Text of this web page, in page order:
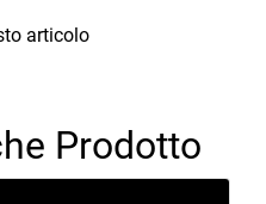
articolo
Prodotto